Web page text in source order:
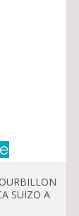
SUIZO A